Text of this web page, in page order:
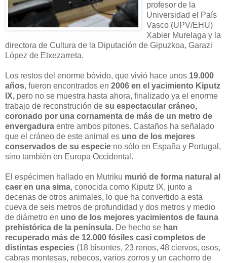
profesor de la
Universidad el País
Vasco (UPV/EHU)
Xabier Murelaga y la
directora de Cultura de la Diputación de Gipuzkoa, Garazi
López de Etxezarreta.
Los restos del enorme bóvido, que vivió hace unos 19.000
años, fueron encontrados en 2006 en el yacimiento Kiputz
IX, pero no se muestra hasta ahora, finalizado ya el enorme
trabajo de reconstrución de su espectacular cráneo,
coronado por una cornamenta de más de un metro de
envergadura entre ambos pitones. Castaños ha señalado
que el cráneo de este animal es uno de los mejores
conservados de su especie no sólo en España y Portugal,
sino también en Europa Occidental.
El espécimen hallado en Mutriku murió de forma natural al
caer en una sima, conocida como Kiputz IX, junto a
decenas de otros animales, lo que ha convertido a esta
cueva de seis metros de profundidad y dos metros y medio
de diámetro en uno de los mejores yacimientos de fauna
prehistórica de la península. De hecho se han
recuperado más de 12.000 fósiles casi completos de
distintas especies (18 bisontes, 23 renos, 48 ciervos, osos,
cabras montesas, rebecos, varios zorros y un cachorro de